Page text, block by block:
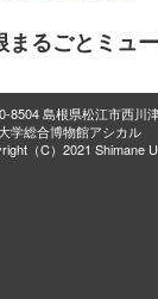
まるごとミュ
8504 島根県松江市西川
学総合博物館アシカル
（C）2021 Shimane